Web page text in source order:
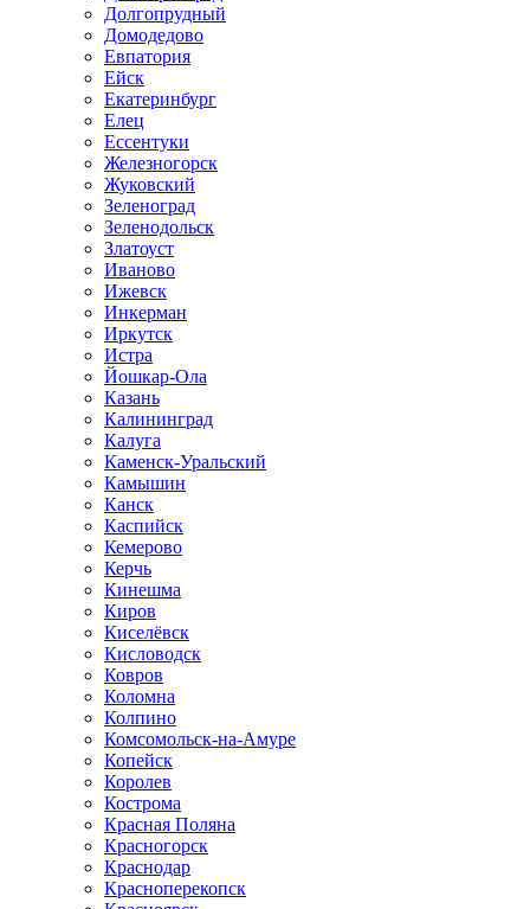
Долгопрудный
Домодедово
Евпатория
Ейск
Екатеринбург
Елец
Ессентуки
Железногорск
Жуковский
Зеленоград
Зеленодольск
Златоуст
Иваново
Ижевск
Инкерман
Иркутск
Истра
Йошкар-Ола
Казань
Калининград
Калуга
Каменск-Уральский
Камышин
Канск
Каспийск
Кемерово
Керчь
Кинешма
Киров
Киселёвск
Кисловодск
Ковров
Коломна
Колпино
Комсомольск-на-Амуре
Копейск
Королев
Кострома
Красная Поляна
Красногорск
Краснодар
Красноперекопск